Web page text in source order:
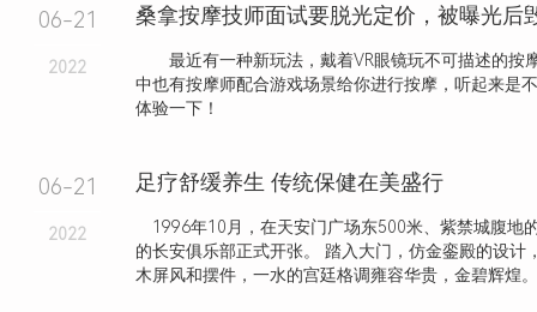
06-21
2022
桑拿按摩技师面试要脱光定价，被曝光后
最近有一种新玩法，戴着VR眼镜玩不可描述的按
中也有按摩师配合游戏场景给你进行按摩，听起来是
体验一下！
06-21
2022
足疗舒缓养生 传统保健在美盛行
1996年10月，在天安门广场东500米、紫禁城腹地
的长安俱乐部正式开张。 踏入大门，仿金銮殿的设计
木屏风和摆件，一水的宫廷格调雍容华贵，金碧辉煌。